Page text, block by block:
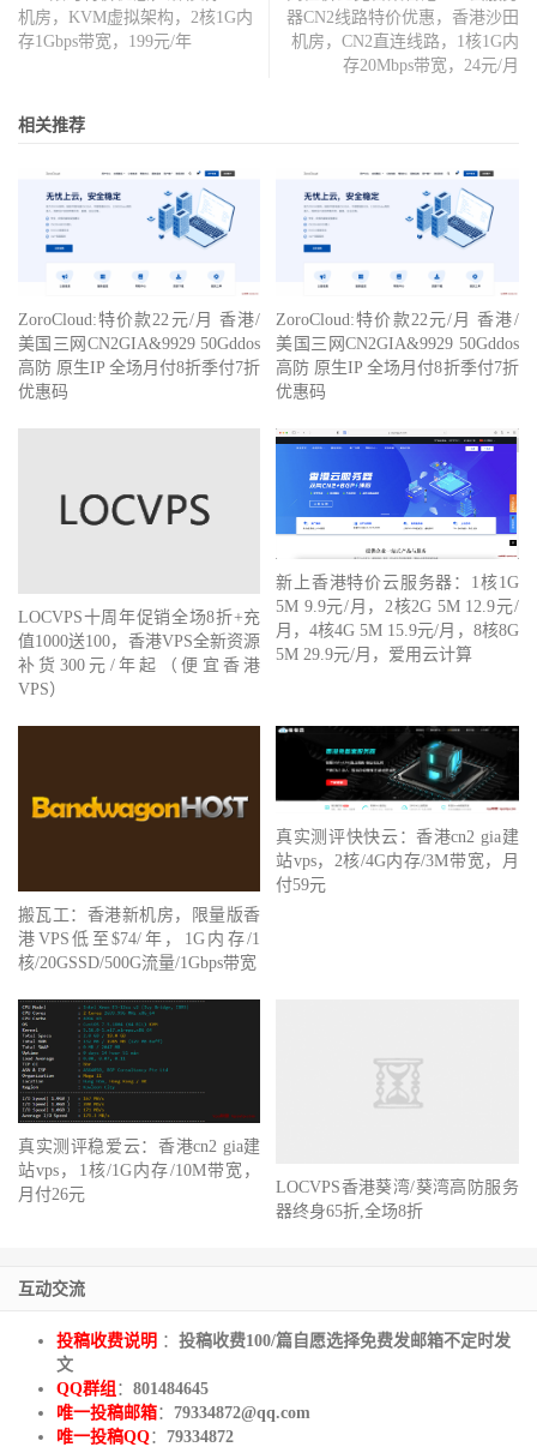
机房，KVM虚拟架构，2核1G内
存1Gbps带宽，199元/年
器CN2线路特价优惠，香港沙田
机房，CN2直连线路，1核1G内
存20Mbps带宽，24元/月
相关推荐
ZoroCloud:特价款22元/月 香港/
美国三网CN2GIA&9929 50Gddos
高防 原生IP 全场月付8折季付7折
优惠码
ZoroCloud:特价款22元/月 香港/
美国三网CN2GIA&9929 50Gddos
高防 原生IP 全场月付8折季付7折
优惠码
LOCVPS十周年促销全场8折+充
值1000送100，香港VPS全新资源
补货300元/年起（便宜香港
VPS）
新上香港特价云服务器：1核1G
5M 9.9元/月，2核2G 5M 12.9元/
月，4核4G 5M 15.9元/月，8核8G
5M 29.9元/月，爱用云计算
搬瓦工：香港新机房，限量版香
港VPS低至$74/年，1G内存/1
核/20GSSD/500G流量/1Gbps带宽
真实测评快快云：香港cn2 gia建
站vps，2核/4G内存/3M带宽，月
付59元
真实测评稳爱云：香港cn2 gia建
站vps，1核/1G内存/10M带宽，
月付26元
LOCVPS香港葵湾/葵湾高防服务
器终身65折,全场8折
互动交流
投稿收费说明 ： 投稿收费100/篇自愿选择免费发邮箱不定时发
文
QQ群组 ： 801484645
唯一投稿邮箱： 79334872@qq.com
唯一投稿QQ： 79334872